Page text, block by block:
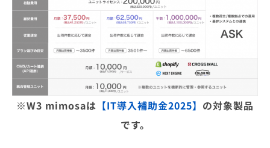
※W3 mimosaは 【IT導入補助金2025】 の対象製品
です。